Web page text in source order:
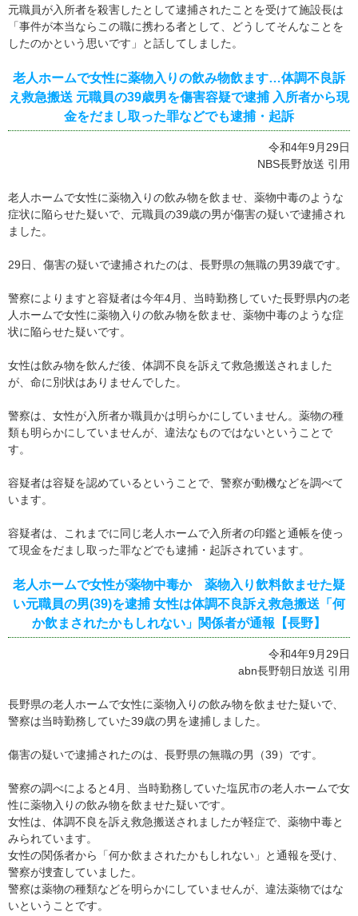
元職員が入所者を殺害したとして逮捕されたことを受けて施設長は
「事件が本当ならこの職に携わる者として、どうしてそんなことを
したのかという思いです」と話してしました。
老人ホームで女性に薬物入りの飲み物飲ます…体調不良訴
え救急搬送 元職員の39歳男を傷害容疑で逮捕 入所者から現
金をだまし取った罪などでも逮捕・起訴
令和4年9月29日
NBS長野放送 引用
老人ホームで女性に薬物入りの飲み物を飲ませ、薬物中毒のような
症状に陥らせた疑いで、元職員の39歳の男が傷害の疑いで逮捕され
ました。
29日、傷害の疑いで逮捕されたのは、長野県の無職の男39歳です。
警察によりますと容疑者は今年4月、当時勤務していた長野県内の老
人ホームで女性に薬物入りの飲み物を飲ませ、薬物中毒のような症
状に陥らせた疑いです。
女性は飲み物を飲んだ後、体調不良を訴えて救急搬送されました
が、命に別状はありませんでした。
警察は、女性が入所者か職員かは明らかにしていません。薬物の種
類も明らかにしていませんが、違法なものではないということで
す。
容疑者は容疑を認めているということで、警察が動機などを調べて
います。
容疑者は、これまでに同じ老人ホームで入所者の印鑑と通帳を使っ
て現金をだまし取った罪などでも逮捕・起訴されています。
老人ホームで女性が薬物中毒か 薬物入り飲料飲ませた疑
い元職員の男(39)を逮捕 女性は体調不良訴え救急搬送「何
か飲まされたかもしれない」関係者が通報【長野】
令和4年9月29日
abn長野朝日放送 引用
長野県の老人ホームで女性に薬物入りの飲み物を飲ませた疑いで、
警察は当時勤務していた39歳の男を逮捕しました。
傷害の疑いで逮捕されたのは、長野県の無職の男（39）です。
警察の調べによると4月、当時勤務していた塩尻市の老人ホームで女
性に薬物入りの飲み物を飲ませた疑いです。
女性は、体調不良を訴え救急搬送されましたが軽症で、薬物中毒と
みられています。
女性の関係者から「何か飲まされたかもしれない」と通報を受け、
警察が捜査していました。
警察は薬物の種類などを明らかにしていませんが、違法薬物ではな
いということです。